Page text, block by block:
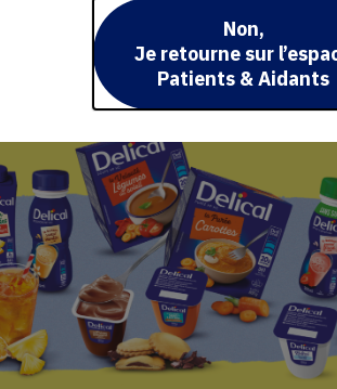
Non,
Je retourne sur
Patients & Aidants